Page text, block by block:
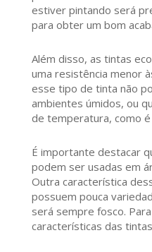
estiver pintando será
para obter um bom
Além disso, as tintas
uma resistência menor
esse tipo de tinta não
ambientes úmidos, ou
de temperatura, como é
É importante destacar
podem ser usadas em
Outra característica
possuem pouca
será sempre fosco.
características das